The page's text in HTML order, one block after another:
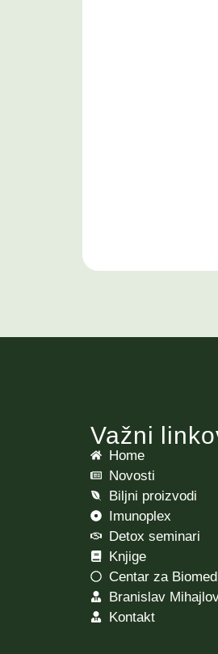
Važni
Home
Novosti
Biljni proizvodi
Imunoplex
Detox seminari
Knjige
Centar za
Branislav
Kontakt